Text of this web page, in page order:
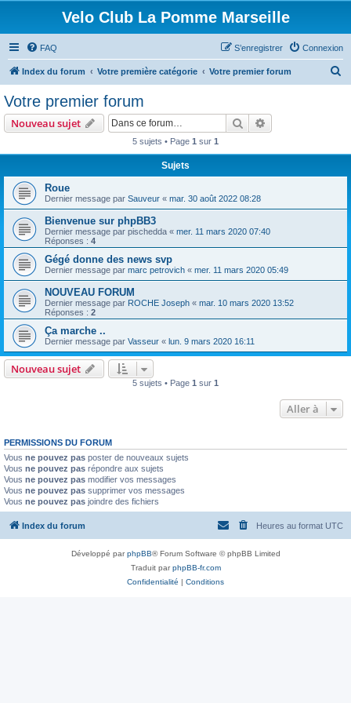
Velo Club La Pomme Marseille
FAQ Connexion
S’enregistrer
Index du forum Votre première catégorie Votre premier forum
Votre premier forum
Nouveau sujet Rechercher
5 sujets • Page 1 sur 1
Sujets
Roue
Dernier message par Sauveur « mar. 30 août 2022 08:28
Bienvenue sur phpBB3
Dernier message par pischedda « mer. 11 mars 2020 07:40
Réponses : 4
Gégé donne des news svp
Dernier message par marc petrovich « mer. 11 mars 2020 05:49
NOUVEAU FORUM
Dernier message par ROCHE Joseph « mar. 10 mars 2020 13:52
Réponses : 2
Ça marche ..
Dernier message par Vasseur « lun. 9 mars 2020 16:11
Nouveau sujet
5 sujets • Page 1 sur 1
Aller à
PERMISSIONS DU FORUM
Vous ne pouvez pas poster de nouveaux sujets
Vous ne pouvez pas répondre aux sujets
Vous ne pouvez pas modifier vos messages
Vous ne pouvez pas supprimer vos messages
Vous ne pouvez pas joindre des fichiers
Index du forum Heures au format UTC
Développé parphpBB® Forum Software © phpBB Limited
Traduit parphpBB-fr.com
Confidentialité | Conditions